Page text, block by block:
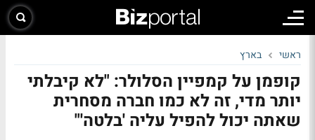
ראשי בארץ
קופמן על קמפיין הסלולר: "לא קיבלתי
יותר מדי, זה לא כמו חברה מסחרית
שאתה יכול להפיל עליה 'בלטה'"